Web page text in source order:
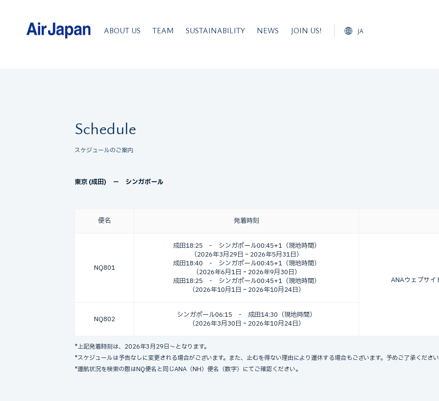
ABOUT US TEAM SUSTAINABILITY NEWS JOIN US! JA
NQ（エアージャパン）便につい
Schedule
スケジュールのご案内
東京 (成田) － シンガポール
便名 発着時刻
NQ801
成田18:25 - シンガポール00:45+1（現地時間）
（2026年3月29日‐ 2026年5月31日）
成田18:40 - シンガポール00:45+1（現地時間）
（2026年6月1日‐ 2026年9月30日）
成田18:25 - シンガポール00:45+1（現地時間）
（2026年10月1日‐ 2026年10月24日）
ANAウェブサイ
NQ802 シンガポール06:15 - 成田14:30 （現地時間）
（2026年3月30日‐ 2026年10月24日）
*上記発着時刻は、2026年3月29日～となります。
*スケジュールは予告なしに変更される場合がございます。また、止むを得ない理由により運休する場合もございます。予めご了承ください
*運航状況を検索の際はNQ便名と同じANA（NH）便名（数字）にてご確認ください。